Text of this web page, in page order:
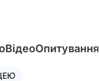
ВідеоОпитування